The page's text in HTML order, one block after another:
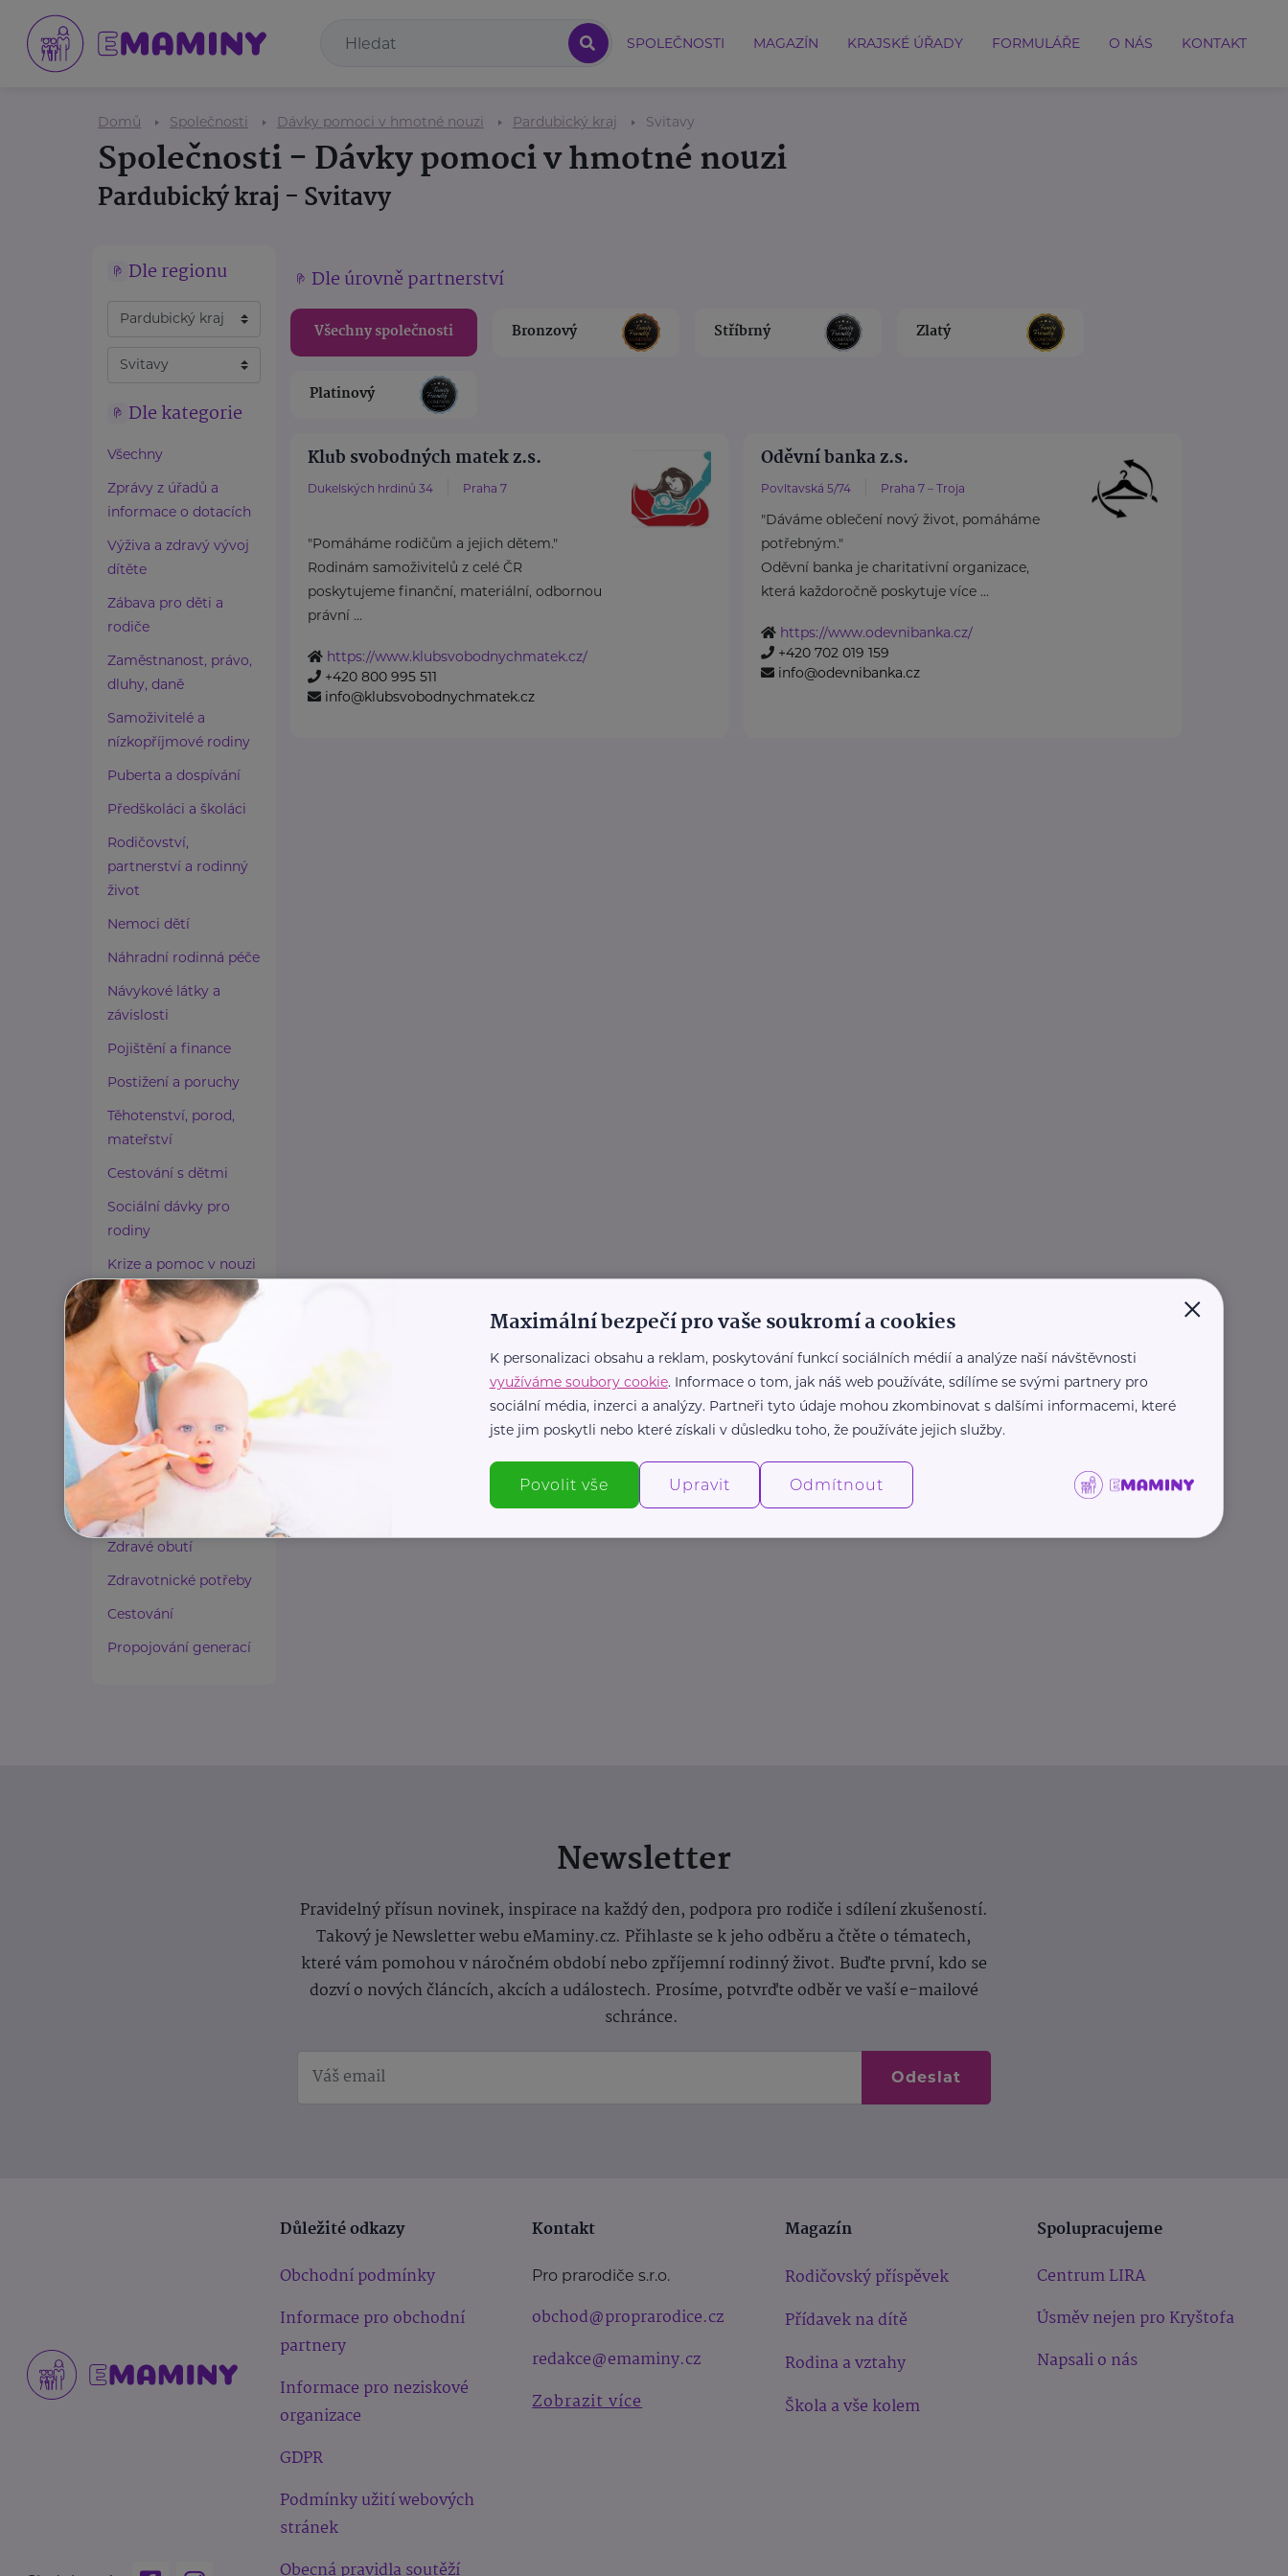
SPOLEČNOSTI MAGAZÍN KRAJSKÉ ÚŘADY FORMULÁŘE O NÁS KONTAKT
Domů Společnosti Dávky pomoci v hmotné nouzi Pardubický kraj Svitavy
Společnosti - Dávky pomoci v hmotné nouzi
Pardubický kraj - Svitavy
Dle regionu
Dle kategorie
Všechny
Zprávy z úřadů a
informace o dotacích
Výživa a zdravý vývoj
dítěte
Zábava pro děti a
rodiče
Zaměstnanost, právo,
dluhy, daně
Samoživitelé a
nízkopříjmové rodiny
Puberta a dospívání
Předškoláci a školáci
Rodičovství,
partnerství a rodinný
život
Nemoci dětí
Náhradní rodinná péče
Návykové látky a
závislosti
Pojištění a finance
Postižení a poruchy
Těhotenství, porod,
mateřství
Cestování s dětmi
Sociální dávky pro
rodiny
Krize a pomoc v nouzi
Paliativní péče
Rady a tipy
Harmonie duše a těla
Zaměstnávání osob ze
zdravotním
postižením
Lázeňství a wellness
Zdravé spaní a sezení
Zdravé obutí
Zdravotnické potřeby
Cestování
Propojování generací
Dle úrovně partnerství
Všechny společnosti Bronzový Stříbrný Zlatý
Platinový
Klub svobodných matek z.s.
Dukelských hrdinů 34 Praha 7
"Pomáháme rodičům a jejich dětem."
Rodinám samoživitelů z celé ČR
poskytujeme finanční, materiální, odbornou
právní ...
https://www.klubsvobodnychmatek.cz/
+420 800 995 511
info@klubsvobodnychmatek.cz
Oděvní banka z.s.
Povltavská 5/74 Praha 7 – Troja
"Dáváme oblečení nový život, pomáháme
potřebným."
Oděvní banka je charitativní organizace,
která každoročně poskytuje více ...
https://www.odevnibanka.cz/
+420 702 019 159
info@odevnibanka.cz
Newsletter
Pravidelný přísun novinek, inspirace na každý den, podpora pro rodiče i sdílení zkušeností.
Takový je Newsletter webu eMaminy.cz. Přihlaste se k jeho odběru a čtěte o tématech,
které vám pomohou v náročném období nebo zpříjemní rodinný život. Buďte první, kdo se
dozví o nových článcích, akcích a událostech. Prosíme, potvrďte odběr ve vaší e-mailové
schránce.
Odeslat
Důležité odkazy
Obchodní podmínky
Informace pro obchodní
partnery
Informace pro neziskové
organizace
GDPR
Podmínky užití webových
stránek
Obecná pravidla soutěží
Kontakt
Pro prarodiče s.r.o.
obchod@proprarodice.cz
redakce@emaminy.cz
Zobrazit více
Magazín
Rodičovský příspěvek
Přídavek na dítě
Rodina a vztahy
Škola a vše kolem
Spolupracujeme
Centrum LIRA
Úsměv nejen pro Kryštofa
Napsali o nás
×
Maximální bezpečí pro vaše soukromí a cookies
K personalizaci obsahu a reklam, poskytování funkcí sociálních médií a analýze naší návštěvnosti
využíváme soubory cookie. Informace o tom, jak náš web používáte, sdílíme se svými partnery pro
sociální média, inzerci a analýzy. Partneři tyto údaje mohou zkombinovat s dalšími informacemi, které
jste jim poskytli nebo které získali v důsledku toho, že používáte jejich služby.
Povolit vše Upravit Odmítnout